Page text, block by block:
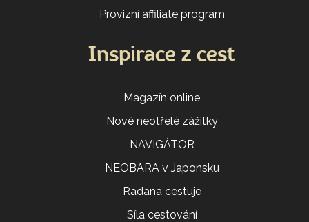
Provizní affiliate program
Inspirace z cest
Magazín online
Nové neotřelé zážitky
NAVIGÁTOR
NEOBARA v Japonsku
Radana cestuje
Síla cestování